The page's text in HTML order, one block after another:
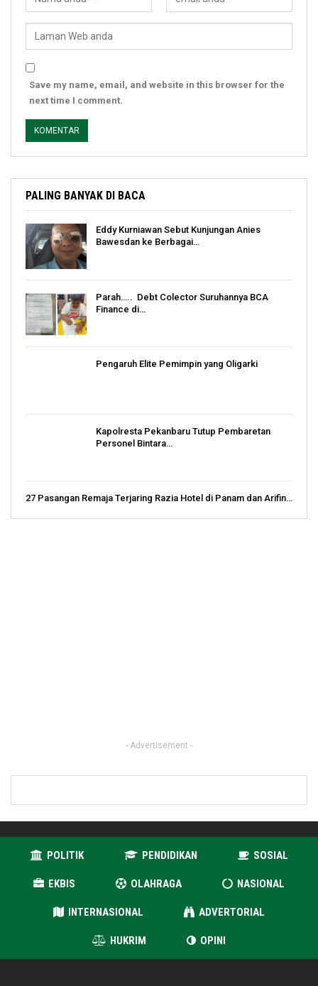
Save my name, email, and website in this browser for the
next time I comment.
PALING BANYAK DI BACA
Eddy Kurniawan Sebut Kunjungan Anies
Bawesdan ke Berbagai…
Parah….. Debt Colector Suruhannya BCA
Finance di…
Pengaruh Elite Pemimpin yang Oligarki
Kapolresta Pekanbaru Tutup Pembaretan
Personel Bintara…
27 Pasangan Remaja Terjaring Razia Hotel di Panam dan Arifin…
- Advertisement -
POLITIK PENDIDIKAN SOSIAL
EKBIS OLAHRAGA NASIONAL
INTERNASIONAL ADVERTORIAL
HUKRIM OPINI